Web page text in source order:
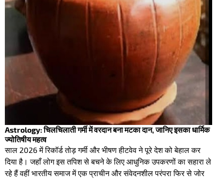
Astrology: चिलचिलाती गर्मी में वरदान बना मटका दान, जानिए इसका धार्मिक
ज्योतिषीय महत्व
साल 2026 में रिकॉर्ड तोड़ गर्मी और भीषण हीटवेव ने पूरे देश को बेहाल कर
दिया है। जहाँ लोग इस तपिश से बचने के लिए आधुनिक उपकरणों का सहारा ले
रहे हैं वहीं भारतीय समाज में एक प्राचीन और संवेदनशील परंपरा फिर से जोर